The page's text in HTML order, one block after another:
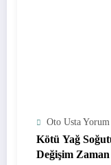
Oto Usta Yorum
Kötü Yağ
Değişim Zaman